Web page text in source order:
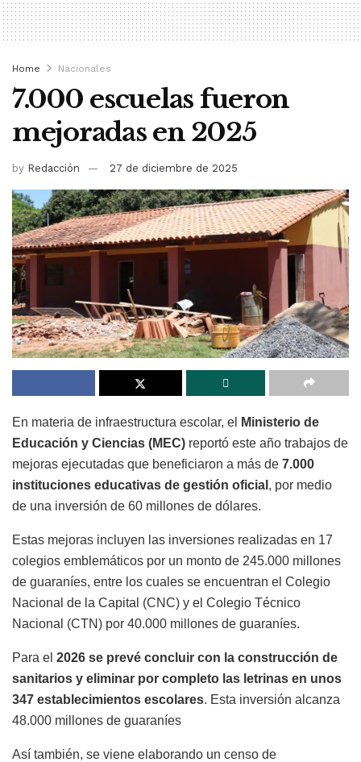
Home Nacionales
7.000 escuelas fueron
mejoradas en 2025
by Redacción 27 de diciembre de 2025
En materia de infraestructura escolar, el
Ministerio de
Educación y Ciencias (MEC) reportó este año trabajos de
mejoras ejecutadas que beneficiaron a más de 7.000
instituciones educativas de gestión oficial , por medio
de una inversión de 60 millones de dólares.
Estas mejoras incluyen las inversiones realizadas en 17
colegios emblemáticos por un monto de 245.000 millones
de guaraníes, entre los cuales se encuentran el Colegio
Nacional de la Capital (CNC) y el Colegio Técnico
Nacional (CTN) por 40.000 millones de guaraníes.
Para el 2026 se prevé concluir con la construcción de
sanitarios y eliminar por completo las letrinas en unos
347 establecimientos escolares. Esta inversión alcanza
48.000 millones de guaraníes
Así también, se viene elaborando un censo de